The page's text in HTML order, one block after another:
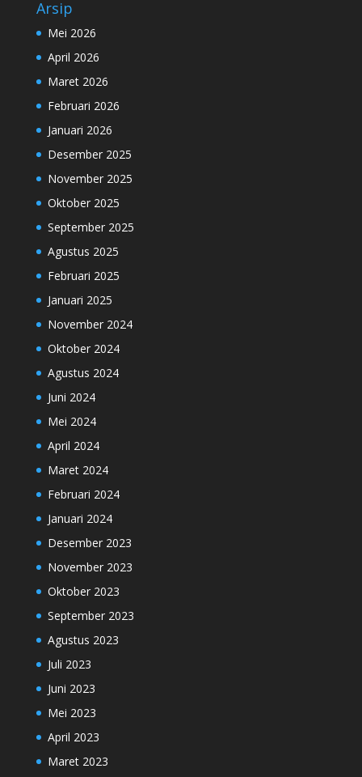
Arsip
Mei 2026
April 2026
Maret 2026
Februari 2026
Januari 2026
Desember 2025
November 2025
Oktober 2025
September 2025
Agustus 2025
Februari 2025
Januari 2025
November 2024
Oktober 2024
Agustus 2024
Juni 2024
Mei 2024
April 2024
Maret 2024
Februari 2024
Januari 2024
Desember 2023
November 2023
Oktober 2023
September 2023
Agustus 2023
Juli 2023
Juni 2023
Mei 2023
April 2023
Maret 2023